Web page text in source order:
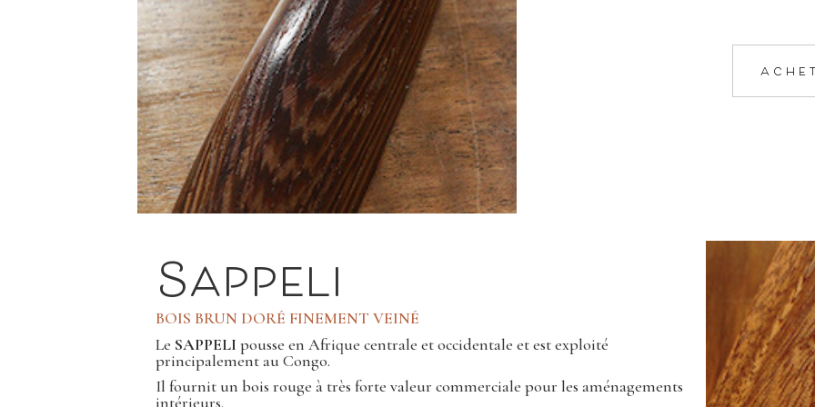
Sappeli
BOIS BRUN DORÉ FINEMENT VEINÉ
Le SAPPELI pousse en Afrique centrale et occidentale et est exploité
principalement au Congo.
Il fournit un bois rouge à très forte valeur commerciale pour les aménagements
intérieurs.